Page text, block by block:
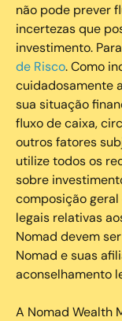
não pode prever
incertezas que
investimento.
de Risco. Como
cuidadosamente
sua situação
fluxo de caixa,
outros fatores
utilize todos os
sobre
composição
legais relativas
Nomad devem
Nomad e suas
aconselhamento
A Nomad Wealth